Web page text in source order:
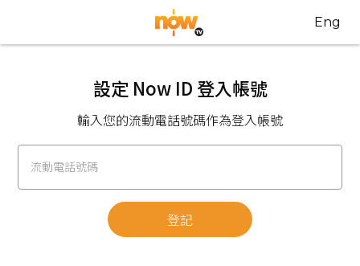
Eng
設定 Now ID 登入帳號
輸入您的流動電話號碼作為登入帳號
流動電話號碼
登記